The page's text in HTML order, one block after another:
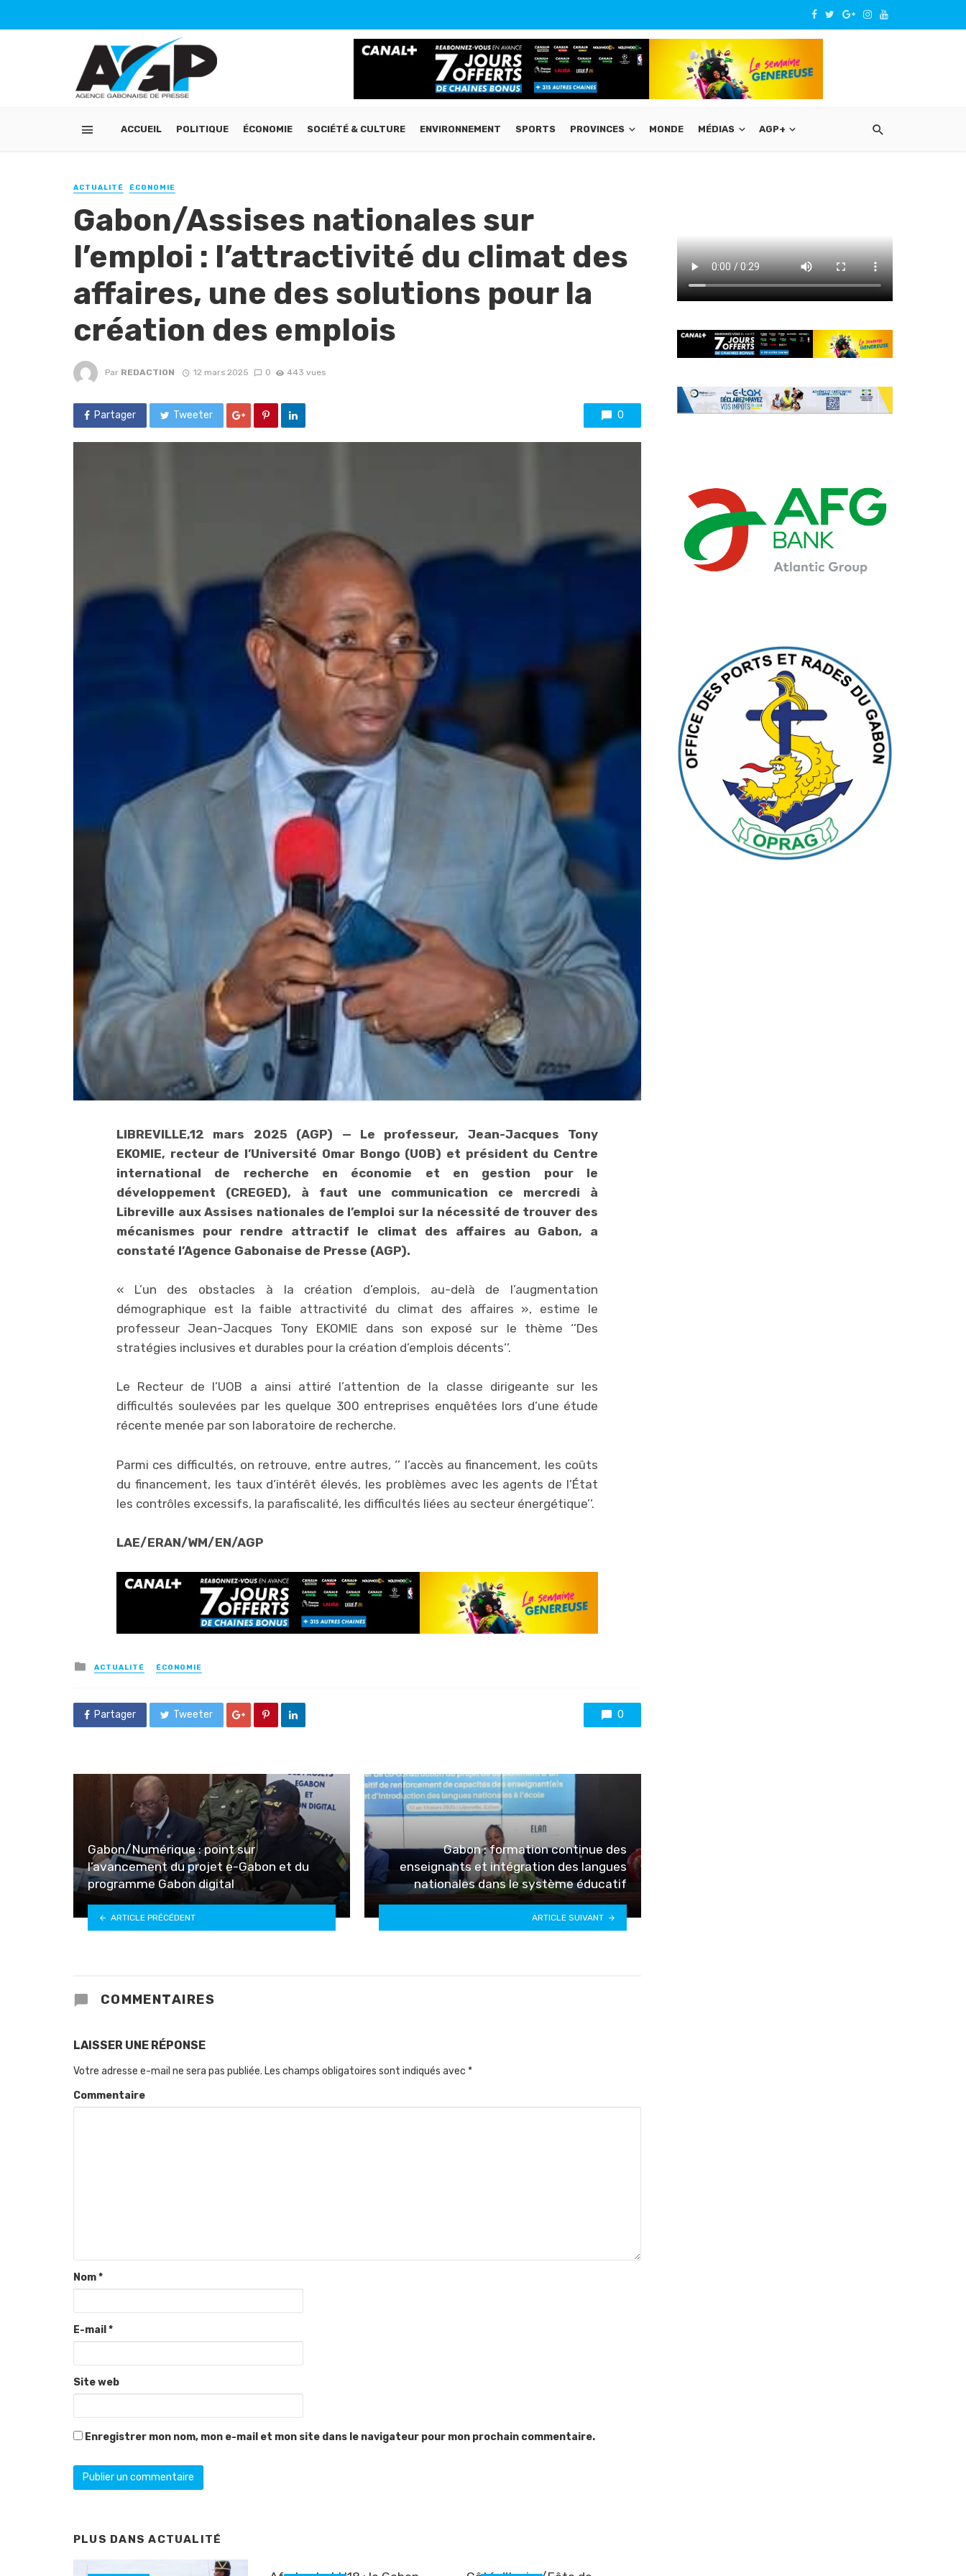
ACCUEIL POLITIQUE ÉCONOMIE SOCIÉTÉ & CULTURE ENVIRONNEMENT SPORTS PROVINCES MONDE MÉDIAS AGP+
ACTUALITÉ ÉCONOMIE
Gabon/Assises nationales sur
l’emploi : l’attractivité du climat des
affaires, une des solutions pour la
création des emplois
Par REDACTION 12 mars 2025 0 443 vues
Partager Tweeter 0
LIBREVILLE,12 mars 2025 (AGP) — Le professeur, Jean-Jacques Tony
EKOMIE, recteur de l’Université Omar Bongo (UOB) et président du Centre
international de recherche en économie et en gestion pour le
développement (CREGED), à faut une communication ce mercredi à
Libreville aux Assises nationales de l’emploi sur la nécessité de trouver des
mécanismes pour rendre attractif le climat des affaires au Gabon, a
constaté l’Agence Gabonaise de Presse (AGP).
« L’un des obstacles à la création d’emplois, au-delà de l’augmentation
démographique est la faible attractivité du climat des affaires », estime le
professeur Jean-Jacques Tony EKOMIE dans son exposé sur le thème ‘’Des
stratégies inclusives et durables pour la création d’emplois décents’’.
Le Recteur de l’UOB a ainsi attiré l’attention de la classe dirigeante sur les
difficultés soulevées par les quelque 300 entreprises enquêtées lors d’une étude
récente menée par son laboratoire de recherche.
Parmi ces difficultés, on retrouve, entre autres, ‘’ l’accès au financement, les coûts
du financement, les taux d’intérêt élevés, les problèmes avec les agents de l’État
les contrôles excessifs, la parafiscalité, les difficultés liées au secteur énergétique’’.
LAE/ERAN/WM/EN/AGP
Posted
in
ACTUALITÉ ÉCONOMIE
Partager Tweeter 0
Gabon/Numérique : point sur
l’avancement du projet e-Gabon et du
programme Gabon digital
ARTICLE PRÉCÉDENT
Gabon : formation continue des
enseignants et intégration des langues
nationales dans le système éducatif
ARTICLE SUIVANT
COMMENTAIRES
LAISSER UNE RÉPONSE
Votre adresse e-mail ne sera pas publiée. Les champs obligatoires sont indiqués avec *
Commentaire
Nom*
E-mail *
Site web
Enregistrer mon nom, mon e-mail et mon site dans le navigateur pour mon prochain commentaire.
PLUS DANSACTUALITÉ